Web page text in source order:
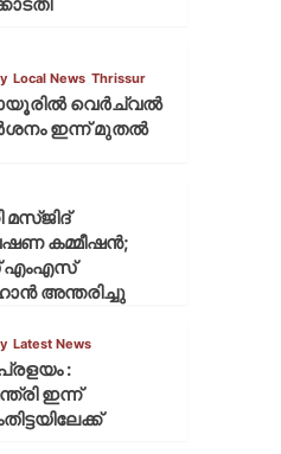
Local News Thrissur
വെര്‍ച്വല്‍
ഇന്ന് മുതല്‍
മസ്ജിദ്
കമ്മീഷന്‍;
എംഎസ്
അന്തരിച്ചു
Latest News
:
ഇന്ന്